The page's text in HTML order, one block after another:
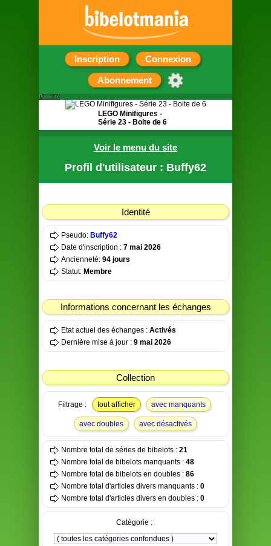
Inscription Connexion
Abonnement
Voir le menu du site
Profil d'utilisateur : Buffy62
Identité
Pseudo: Buffy62
Date d'inscription : 7 mai 2026
Ancienneté: 94 jours
Statut: Membre
Informations concernant les échanges
Etat actuel des échanges : Activés
Dernière mise à jour : 9 mai 2026
Collection
Filtrage : tout afficher avec manquants
avec doubles avec désactivés
Nombre total de séries de bibelots : 21
Nombre total de bibelots manquants : 48
Nombre total de bibelots en doubles : 86
Nombre total d'articles divers manquants : 0
Nombre total d'articles divers en doubles : 0
Catégorie :
Publicité
LEGO Minifigures -
Série 23 - Boite de 6
contenant chacune